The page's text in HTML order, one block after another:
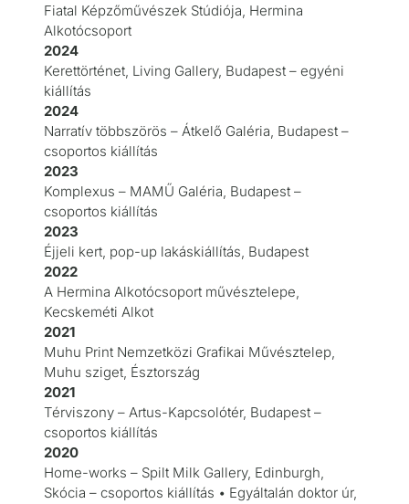
Fiatal Képzőművészek Stúdiója, Hermina
Alkotócsoport
2024
Kerettörténet, Living Gallery, Budapest – egyéni
kiállítás
2024
Narratív többszörös – Átkelő Galéria, Budapest –
csoportos kiállítás
2023
Komplexus – MAMŰ Galéria, Budapest –
csoportos kiállítás
2023
Éjjeli kert, pop-up lakáskiállítás, Budapest
2022
A Hermina Alkotócsoport művésztelepe,
Kecskeméti Alkot
2021
Muhu Print Nemzetközi Grafikai Művésztelep,
Muhu sziget, Észtország
2021
Térviszony – Artus-Kapcsolótér, Budapest –
csoportos kiállítás
2020
Home-works – Spilt Milk Gallery, Edinburgh,
Skócia – csoportos kiállítás • Egyáltalán doktor úr,